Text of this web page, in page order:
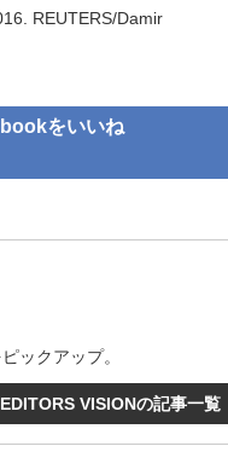
REUTERS/Damir
をいいね
ックアップ。
EDITORS VISIONの記事一覧